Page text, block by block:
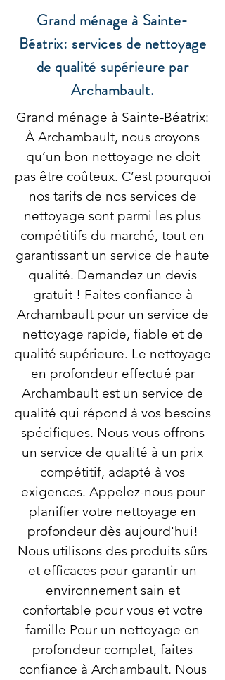
Grand ménage à Sainte-
Béatrix: services de nettoyage
de qualité supérieure par
Archambault.
Grand ménage à Sainte-Béatrix:
À Archambault, nous croyons
qu’un bon nettoyage ne doit
pas être coûteux. C’est pourquoi
nos tarifs de nos services de
nettoyage sont parmi les plus
compétitifs du marché, tout en
garantissant un service de haute
qualité. Demandez un devis
gratuit ! Faites confiance à
Archambault pour un service de
nettoyage rapide, fiable et de
qualité supérieure. Le nettoyage
en profondeur effectué par
Archambault est un service de
qualité qui répond à vos besoins
spécifiques. Nous vous offrons
un service de qualité à un prix
compétitif, adapté à vos
exigences. Appelez-nous pour
planifier votre nettoyage en
profondeur dès aujourd'hui!
Nous utilisons des produits sûrs
et efficaces pour garantir un
environnement sain et
confortable pour vous et votre
famille Pour un nettoyage en
profondeur complet, faites
confiance à Archambault. Nous